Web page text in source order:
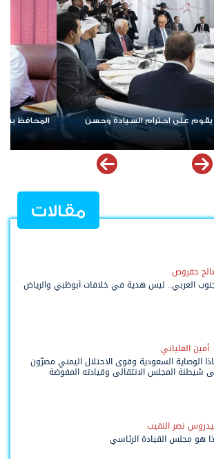
على مجمل الأوضاع في مديرية بيحان
مقالات
حقروص
العربي.. ليس هدية في خلافات أبوظبي والرياض
أمين العلياني
الوصاية السعودية وقوى الاحتلال اليمني مصرّون
شيطنة المجلس الانتقالي وقيادته المفوضة
نصر النقيب
هو مجلس القيادة الرئاسي